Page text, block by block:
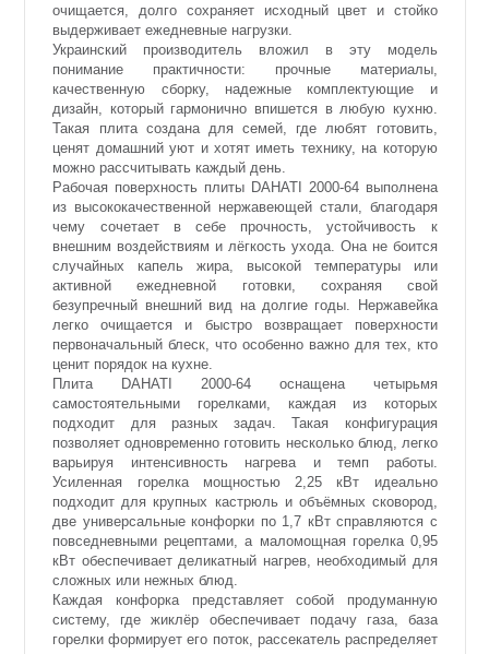
очищается, долго сохраняет исходный цвет и стойко
выдерживает ежедневные нагрузки.
Украинский производитель вложил в эту модель
понимание практичности: прочные материалы,
качественную сборку, надежные комплектующие и
дизайн, который гармонично впишется в любую кухню.
Такая плита создана для семей, где любят готовить,
ценят домашний уют и хотят иметь технику, на которую
можно рассчитывать каждый день.
Рабочая поверхность плиты DAHATI 2000-64 выполнена
из высококачественной нержавеющей стали, благодаря
чему сочетает в себе прочность, устойчивость к
внешним воздействиям и лёгкость ухода. Она не боится
случайных капель жира, высокой температуры или
активной ежедневной готовки, сохраняя свой
безупречный внешний вид на долгие годы. Нержавейка
легко очищается и быстро возвращает поверхности
первоначальный блеск, что особенно важно для тех, кто
ценит порядок на кухне.
Плита DAHATI 2000-64 оснащена четырьмя
самостоятельными горелками, каждая из которых
подходит для разных задач. Такая конфигурация
позволяет одновременно готовить несколько блюд, легко
варьируя интенсивность нагрева и темп работы.
Усиленная горелка мощностью 2,25 кВт идеально
подходит для крупных кастрюль и объёмных сковород,
две универсальные конфорки по 1,7 кВт справляются с
повседневными рецептами, а маломощная горелка 0,95
кВт обеспечивает деликатный нагрев, необходимый для
сложных или нежных блюд.
Каждая конфорка представляет собой продуманную
систему, где жиклёр обеспечивает подачу газа, база
горелки формирует его поток, рассекатель распределяет